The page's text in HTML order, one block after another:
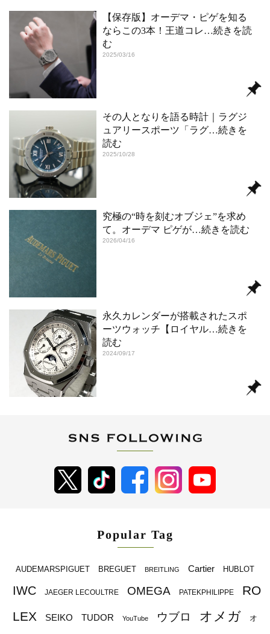
【保存版】オーデマ・ピゲを知る
ならこの3本！王道コレ …続きを読
む
2025/03/16
その人となりを語る時計｜ラグジ
ュアリースポーツ「ラグ…続きを
読む
2025/10/28
究極の“時を刻むオブジェ”を求め
て。オーデマ ピゲが…続きを読む
2026/04/16
永久カレンダーが搭載されたスポ
ーツウォッチ【ロイヤル…続きを
読む
2024/09/17
Popular Tag
AUDEMARSPIGUET BREGUET BREITLING Cartier HUBLOT
IWC JAEGER LECOULTRE OMEGA PATEKPHILIPPE
RO
LEX
SEIKO TUDOR YouTube ウブロ オメガ オ